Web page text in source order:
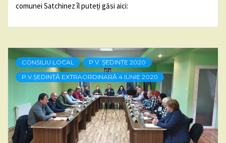
comunei Satchinez îl puteți găsi aici:
CONSILIU LOCAL
P.V. ȘEDINȚE 2020
P.V.ȘEDINȚĂ EXTRAORDINARĂ 4 IUNIE 2020